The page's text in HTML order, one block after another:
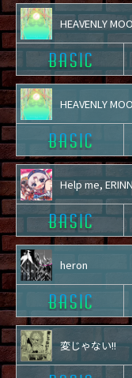
HEAVENLY
HEAVENLY
Help me,
heron
変じゃない!!